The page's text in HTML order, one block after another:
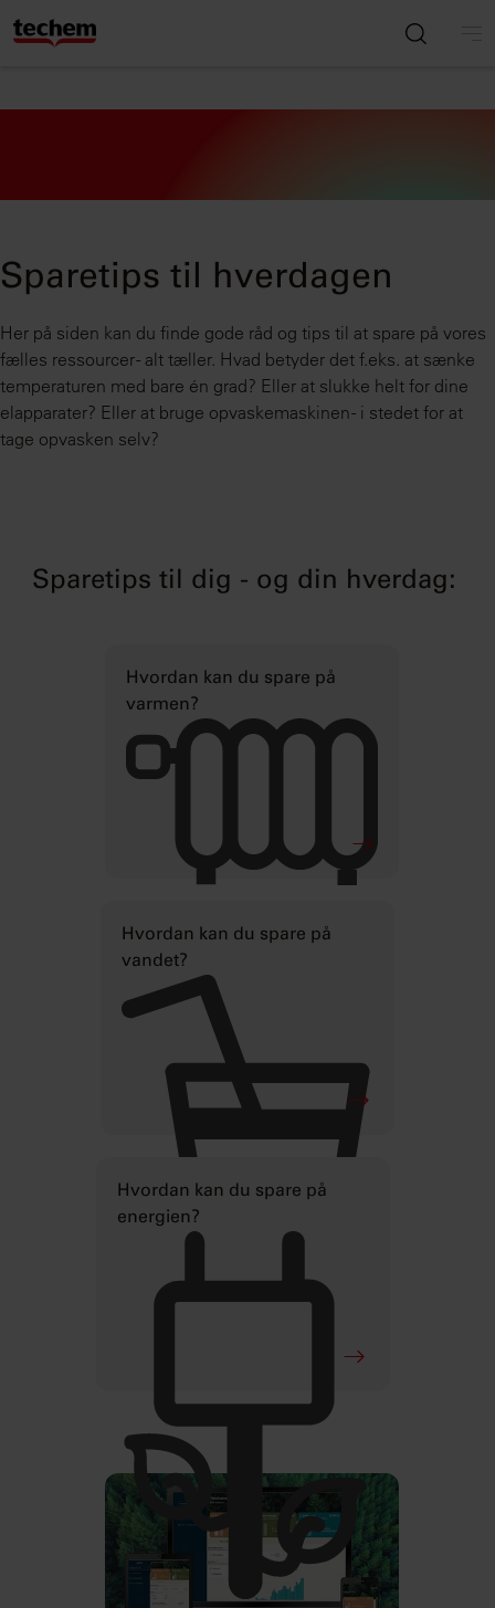
Sparetips til hverdagen
Her på siden kan du finde gode råd og tips til at spare på vores
fælles ressourcer - alt tæller. Hvad betyder det f.eks. at sænke
temperaturen med bare én grad? Eller at slukke helt for dine
elapparater? Eller at bruge opvaskemaskinen - i stedet for at
tage opvasken selv?
Sparetips til dig - og din hverdag:
Hvordan kan du spare på
varmen?
Hvordan kan du spare på
vandet?
Hvordan kan du spare på
energien?